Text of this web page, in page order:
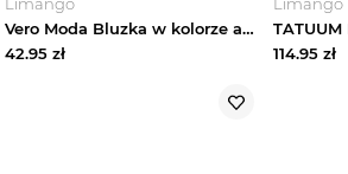
Vero Moda Bluzka w kolorze antracytowo-czarnym rozmiar: XS
42.95 zł
114.95 zł